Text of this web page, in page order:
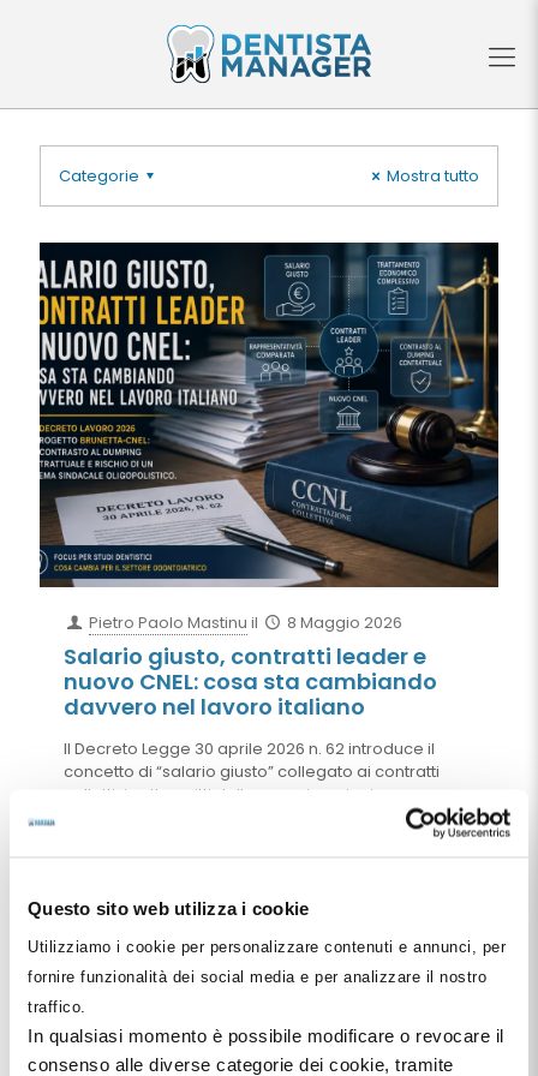
Questo sito web utilizza i cookie
Utilizziamo i cookie per personalizzare contenuti e annunci, per
fornire funzionalità dei social media e per analizzare il nostro
traffico.
In qualsiasi momento è possibile modificare o revocare il
consenso alle diverse categorie dei cookie, tramite
Categorie Mostra tutto
Pietro Paolo Mastinu il 8 Maggio 2026
Salario giusto, contratti leader e
nuovo CNEL: cosa sta cambiando
davvero nel lavoro italiano
Il Decreto Legge 30 aprile 2026 n. 62 introduce il
concetto di “salario giusto” collegato ai contratti
collettivi sottoscritti dalle organizzazioni
comparativamente più rappresentative sul piano
cambiare profondamente gli equilibri della
importanti anche per studi dentistici e società
odontoiatriche.
Leggi tutto